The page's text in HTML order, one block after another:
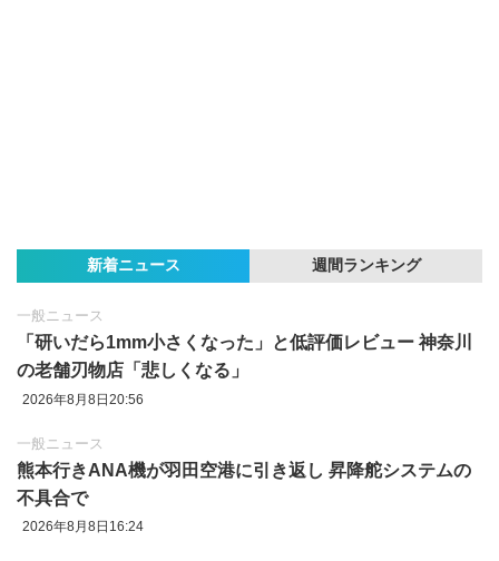
新着ニュース 週間ランキング
一般ニュース
「研いだら1mm小さくなった」と低評価レビュー 神奈川
の老舗刃物店「悲しくなる」
2026年8月8日20:56
一般ニュース
熊本行きANA機が羽田空港に引き返し 昇降舵システムの
不具合で
2026年8月8日16:24